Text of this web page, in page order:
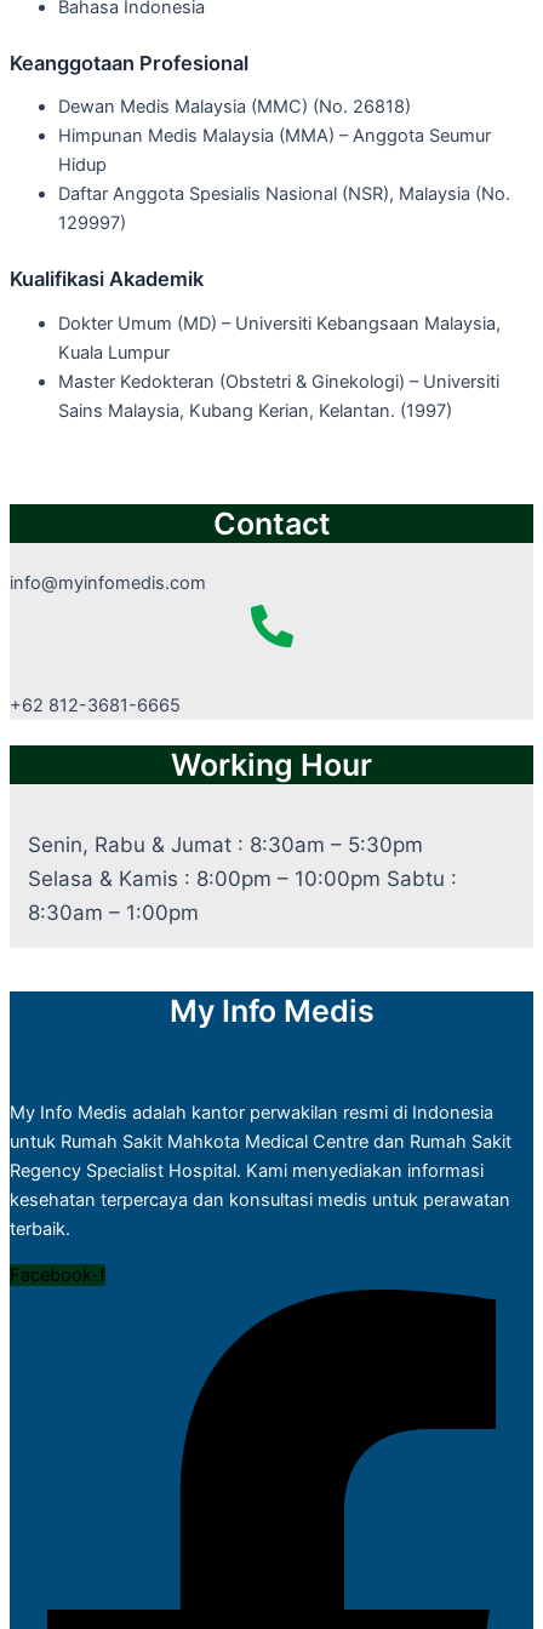
Bahasa Indonesia
Keanggotaan Profesional
Dewan Medis Malaysia (MMC) (No. 26818)
Himpunan Medis Malaysia (MMA) – Anggota Seumur
Hidup
Daftar Anggota Spesialis Nasional (NSR), Malaysia (No.
129997)
Kualifikasi Akademik
Dokter Umum (MD) – Universiti Kebangsaan Malaysia,
Kuala Lumpur
Master Kedokteran (Obstetri & Ginekologi) – Universiti
Sains Malaysia, Kubang Kerian, Kelantan. (1997)
Contact
info@myinfomedis.com
+62 812-3681-6665
Working Hour
Senin, Rabu & Jumat : 8:30am – 5:30pm
Selasa & Kamis : 8:00pm – 10:00pm Sabtu :
8:30am – 1:00pm
My Info Medis
My Info Medis adalah kantor perwakilan resmi di Indonesia
untuk Rumah Sakit Mahkota Medical Centre dan Rumah Sakit
Regency Specialist Hospital. Kami menyediakan informasi
kesehatan terpercaya dan konsultasi medis untuk perawatan
terbaik.
Facebook-f